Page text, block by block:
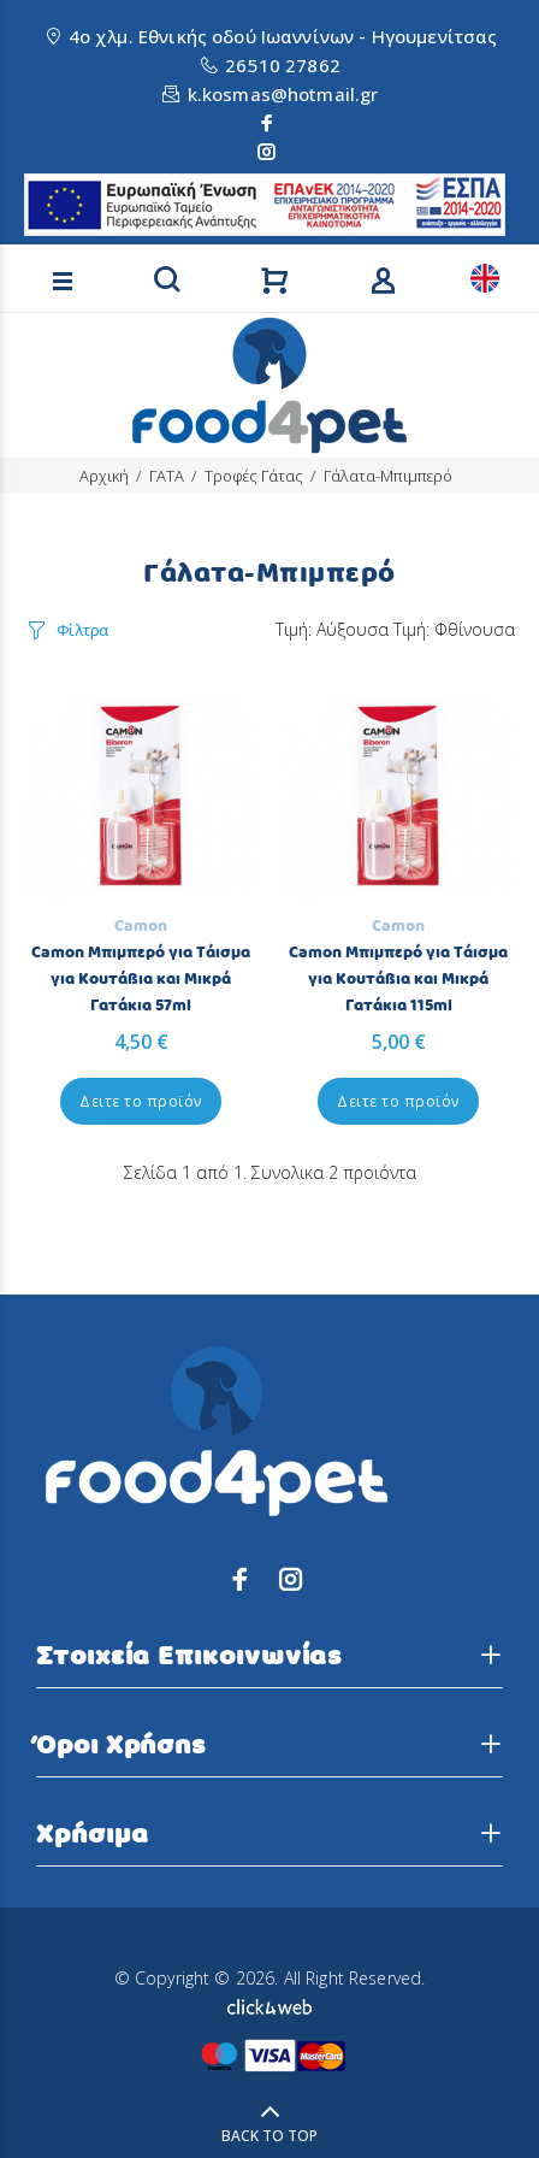
4ο χλμ. Εθνικής οδού Ιωαννίνων - Ηγουμενίτσας
26510 27862
k.kosmas@hotmail.gr
Αναζήτηση προϊόντων
Αρχική ΓΑΤΑ Τροφές Γάτας Γάλατα-Μπιμπερό
Γάλατα-Μπιμπερό
Φίλτρα Τιμή: Αύξουσα Τιμή: Φθίνουσα
Camon
Camon Μπιμπερό για Τάισμα
για Κουτάβια και Μικρά
Γατάκια 57ml
4,50 €
Δειτε το προϊόν
Camon
Camon Μπιμπερό για Τάισμα
για Κουτάβια και Μικρά
Γατάκια 115ml
5,00 €
Δειτε το προϊόν
Σελίδα 1 από 1. Συνολικα 2 προιόντα
Στοιχεία Επικοινωνίας
Όροι Χρήσης
Χρήσιμα
© Copyright © 2026. All Right Reserved.
BACK TO TOP